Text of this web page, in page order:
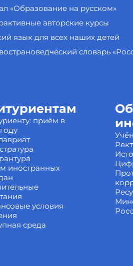
«Образование на русском»
авторские курсы
язык для всех наших детей
словарь
приём в
иностранных
условия
среда
Об